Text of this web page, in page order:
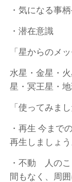
・気になる事
・潜在意識
「星からのメ
水星・金星・
星・冥王星・
「使ってみまし
・再生 今まで
再生しましょう
・不動 人のこ
間もなく、周